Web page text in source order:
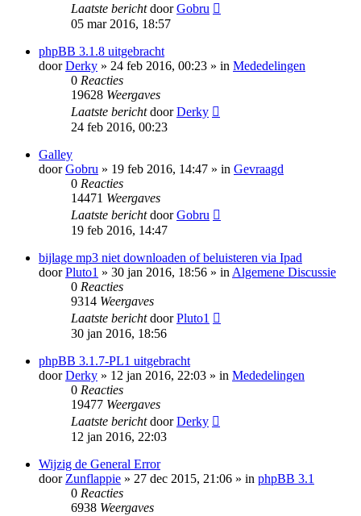
Laatste berichtdoorGobru
05 mar 2016, 18:57
phpBB 3.1.8 uitgebracht
doorDerky » 24 feb 2016, 00:23 » in Mededelingen
0 Reacties
19628 Weergaves
Laatste berichtdoorDerky
24 feb 2016, 00:23
Galley
doorGobru » 19 feb 2016, 14:47 » in Gevraagd
0 Reacties
14471 Weergaves
Laatste berichtdoorGobru
19 feb 2016, 14:47
bijlage mp3 niet downloaden of beluisteren via Ipad
doorPluto1 » 30 jan 2016, 18:56 » inAlgemene Discussie
0 Reacties
9314 Weergaves
Laatste berichtdoorPluto1
30 jan 2016, 18:56
phpBB 3.1.7-PL1 uitgebracht
doorDerky » 12 jan 2016, 22:03 » in Mededelingen
0 Reacties
19477 Weergaves
Laatste berichtdoorDerky
12 jan 2016, 22:03
Wijzig de General Error
doorZunflappie » 27 dec 2015, 21:06 » in phpBB 3.1
0 Reacties
6938 Weergaves